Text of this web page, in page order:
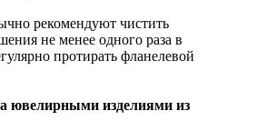
рекомендуют чистить
не менее одного раза в
протирать фланелевой
ювелирными изделиями из